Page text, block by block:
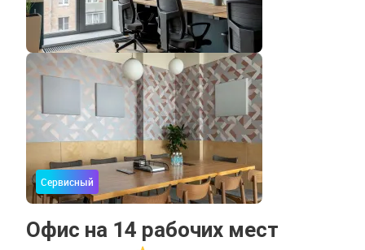
Сервисный
Офис на 14 рабочих мест